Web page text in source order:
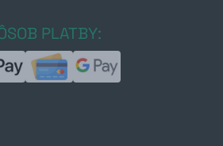
PLATBY: